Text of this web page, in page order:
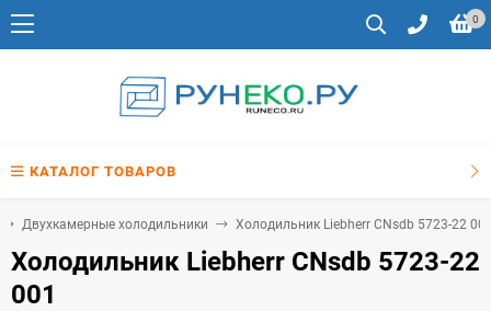
0
КАТАЛОГ ТОВАРОВ
Двухкамерные холодильники Холодильник Liebherr CNsdb 5723-22
Холодильник Liebherr CNsdb 5723-22
001